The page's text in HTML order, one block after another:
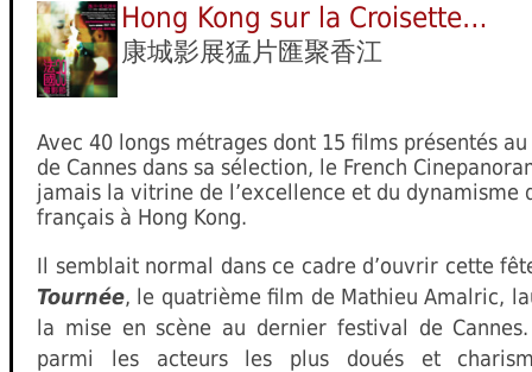
Hong Kong sur la Croisette…
康城影展猛片匯聚香江
Avec 40 longs métrages dont 15 films présentés
de Cannes dans sa sélection, le French
jamais la vitrine de l’excellence et du dynamisme
français à Hong Kong.
Il semblait normal dans ce cadre d’ouvrir cette
Tournée, le quatrième film de Mathieu Amalric,
la mise en scène au dernier festival de
parmi les acteurs les plus doués et